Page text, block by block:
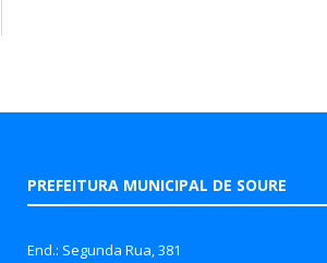
PREFEITURA MUNICIPAL DE SOURE
End.: Segunda Rua, 381